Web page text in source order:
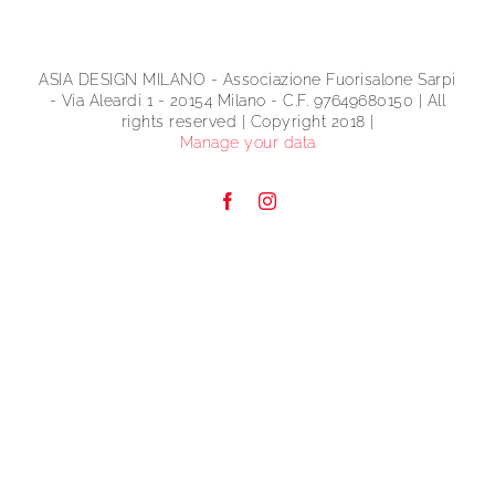
ASIA DESIGN MILANO - Associazione Fuorisalone Sarpi
- Via Aleardi 1 - 20154 Milano - C.F. 97649680150 | All
rights reserved | Copyright 2018 |
Manage your data
FacebookInstagram